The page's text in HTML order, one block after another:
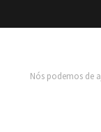
Nós podemos de